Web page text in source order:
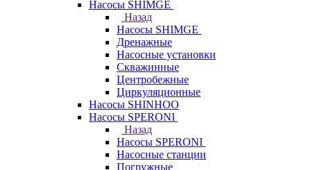
Насосы SHIMGE
Назад
Насосы SHIMGE
Дренажные
Насосные установки
Скважинные
Центробежные
Циркуляционные
Насосы SHINHOO
Насосы SPERONI
Назад
Насосы SPERONI
Насосные станции
Погружные